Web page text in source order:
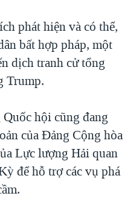
phát hiện và có thể,
bất hợp pháp, một
dịch tranh cử tổng
Trump.
hội cũng đang
của Đảng Cộng hòa
Lực lượng Hải quan
để hỗ trợ các vụ phá